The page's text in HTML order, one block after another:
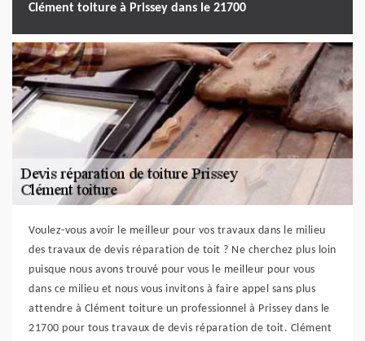
Clément toiture à Prissey dans le 21700
Voulez-vous avoir le meilleur pour vos travaux dans le milieu
des travaux de devis réparation de toit ? Ne cherchez plus loin
puisque nous avons trouvé pour vous le meilleur pour vous
dans ce milieu et nous vous invitons à faire appel sans plus
attendre à Clément toiture un professionnel à Prissey dans le
21700 pour tous travaux de devis réparation de toit. Clément